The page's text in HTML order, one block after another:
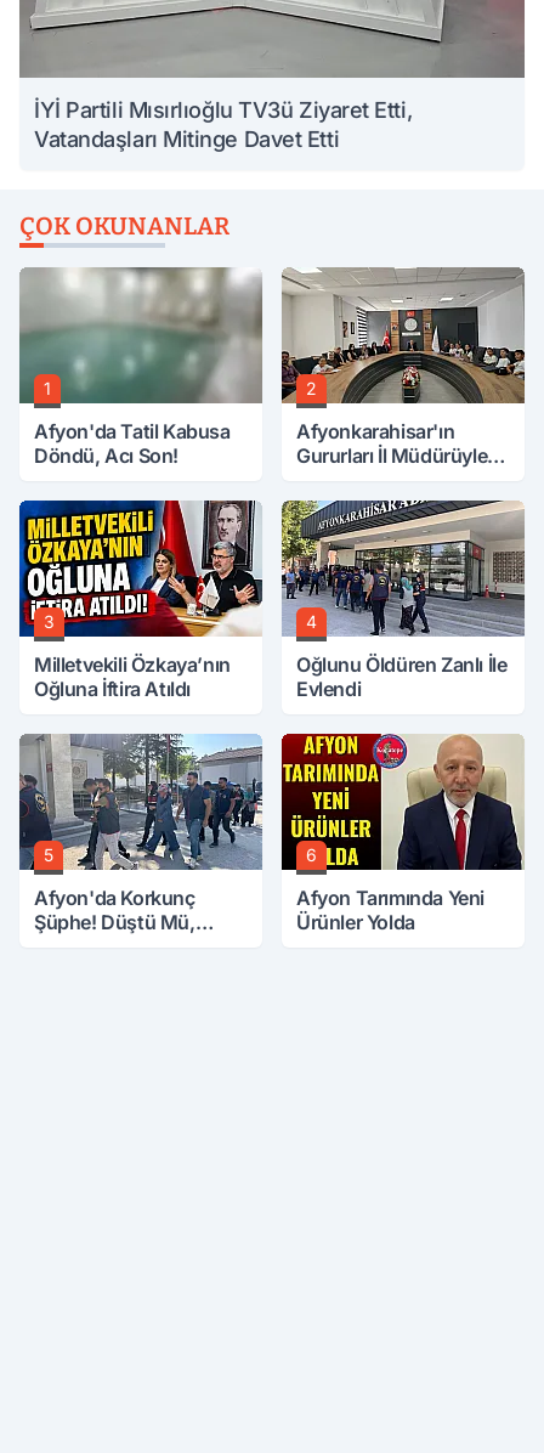
İYİ Partili Mısırlıoğlu TV3ü Ziyaret Etti,
Vatandaşları Mitinge Davet Etti
ÇOK OKUNANLAR
1
Afyon'da Tatil Kabusa
Döndü, Acı Son!
2
Afyonkarahisar'ın
Gururları İl Müdürüyle
3
Milletvekili Özkaya’nın
Oğluna İftira Atıldı
4
Oğlunu Öldüren Zanlı İle
Evlendi
5
Afyon'da Korkunç
Şüphe! Düştü Mü,
6
Afyon Tarımında Yeni
Ürünler Yolda